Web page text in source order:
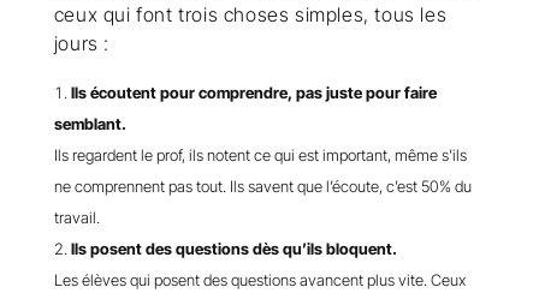
ceux qui font trois choses simples, tous les
jours :
Ils écoutent pour comprendre, pas juste pour faire
semblant.
Ils regardent le prof, ils notent ce qui est important, même s’ils
ne comprennent pas tout. Ils savent que l’écoute, c’est 50% du
travail.
Ils posent des questions dès qu’ils bloquent.
Les élèves qui posent des questions avancent plus vite. Ceux